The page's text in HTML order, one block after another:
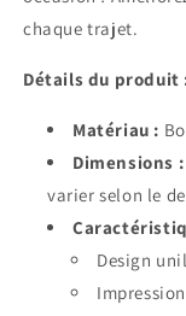
chaque trajet.
Détails du produit
Matériau :
Dimensions :
varier selon le
Design